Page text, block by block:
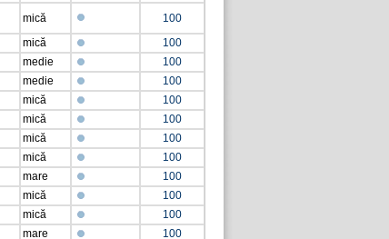
mică
100
mică
100
medie
100
medie
100
mică
100
mică
100
mică
100
mică
100
mare
100
mică
100
mică
100
mare 100